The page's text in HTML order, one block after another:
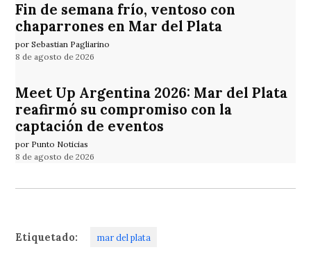
Fin de semana frío, ventoso con
chaparrones en Mar del Plata
por Sebastian Pagliarino
8 de agosto de 2026
Meet Up Argentina 2026: Mar del Plata
reafirmó su compromiso con la
captación de eventos
por Punto Noticias
8 de agosto de 2026
Etiquetado: mar del plata